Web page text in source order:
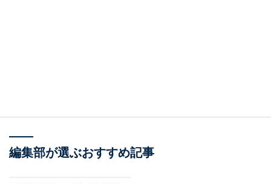
編集部が選ぶおすすめ記事